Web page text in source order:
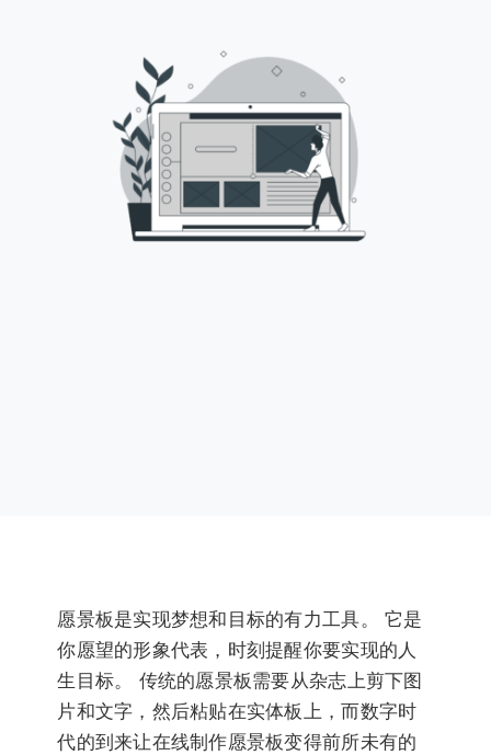
愿景板是实现梦想和目标的有力工具。 它是
你愿望的形象代表，时刻提醒你要实现的人
生目标。 传统的愿景板需要从杂志上剪下图
片和文字，然后粘贴在实体板上，而数字时
代的到来让在线制作愿景板变得前所未有的